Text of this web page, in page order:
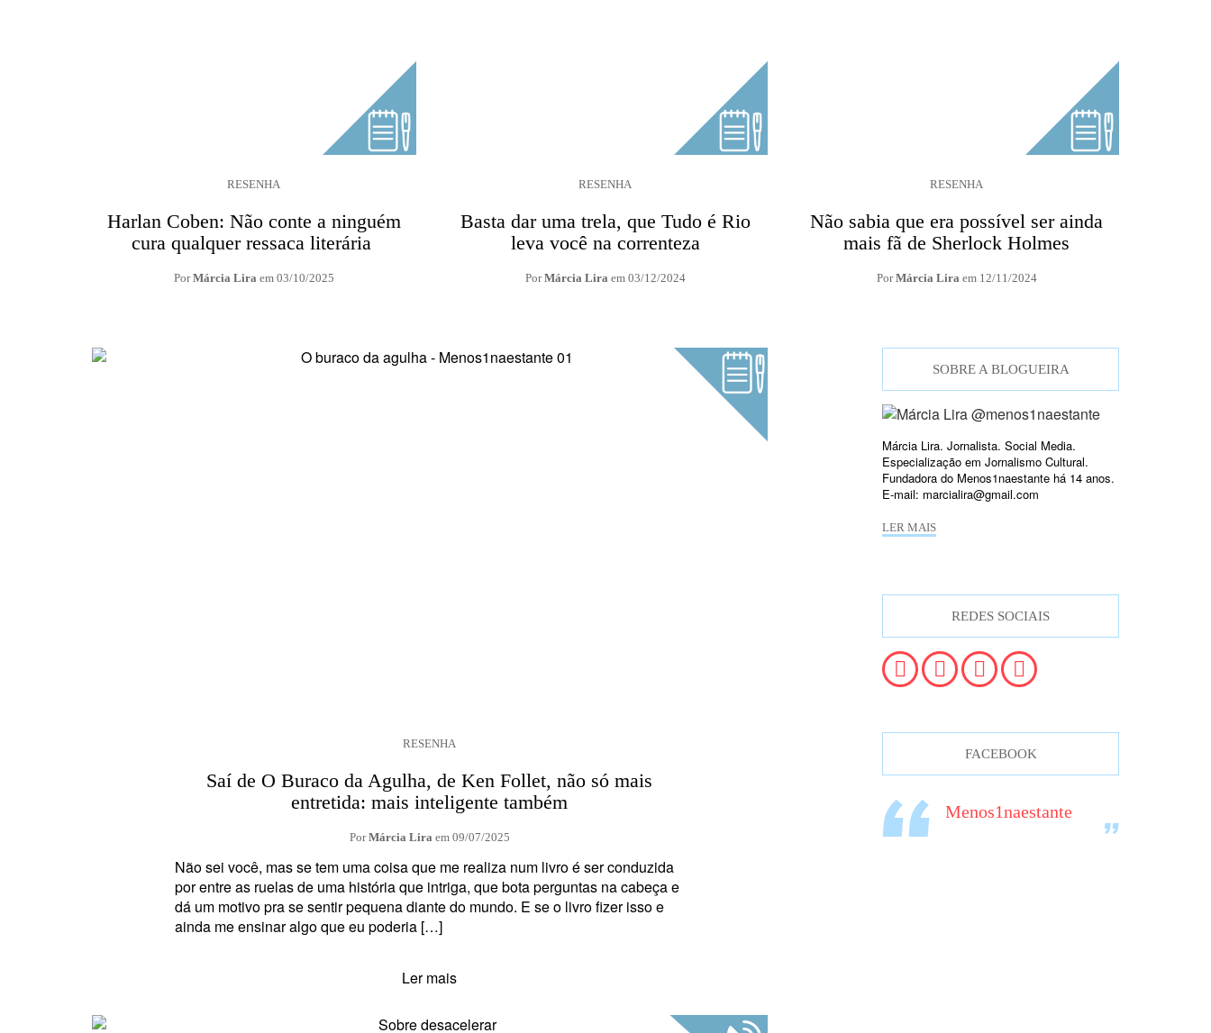
RESENHA
Harlan Coben: Não conte a ninguém
cura qualquer ressaca literária
PorMárcia Lira em 03/10/2025
RESENHA
Basta dar uma trela, que Tudo é Rio
leva você na correnteza
PorMárcia Lira em 03/12/2024
RESENHA
Não sabia que era possível ser ainda
mais fã de Sherlock Holmes
PorMárcia Lira em 12/11/2024
RESENHA
Saí de O Buraco da Agulha, de Ken Follet, não só mais
entretida: mais inteligente também
PorMárcia Lira em 09/07/2025
Não sei você, mas se tem uma coisa que me realiza num livro é ser conduzida
por entre as ruelas de uma história que intriga, que bota perguntas na cabeça e
dá um motivo pra se sentir pequena diante do mundo. E se o livro fizer isso e
ainda me ensinar algo que eu poderia […]
Ler mais
SOBRE A BLOGUEIRA
Márcia Lira. Jornalista. Social Media.
Especialização em Jornalismo Cultural.
Fundadora do Menos1naestante há 14 anos.
E-mail: marcialira@gmail.com
LER MAIS
REDES SOCIAIS
FACEBOOK
Menos1naestante